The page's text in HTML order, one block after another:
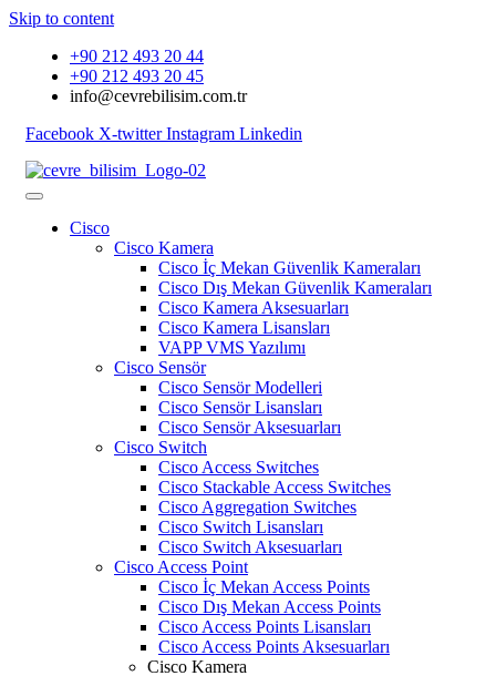
Skip to content
+90 212 493 20 44
+90 212 493 20 45
info@cevrebilisim.com.tr
Facebook X-twitter Instagram Linkedin
Cisco
Cisco Kamera
Cisco İç Mekan Güvenlik Kameraları
Cisco Dış Mekan Güvenlik Kameraları
Cisco Kamera Aksesuarları
Cisco Kamera Lisansları
VAPP VMS Yazılımı
Cisco Sensör
Cisco Sensör Modelleri
Cisco Sensör Lisansları
Cisco Sensör Aksesuarları
Cisco Switch
Cisco Access Switches
Cisco Stackable Access Switches
Cisco Aggregation Switches
Cisco Switch Lisansları
Cisco Switch Aksesuarları
Cisco Access Point
Cisco İç Mekan Access Points
Cisco Dış Mekan Access Points
Cisco Access Points Lisansları
Cisco Access Points Aksesuarları
Cisco Kamera